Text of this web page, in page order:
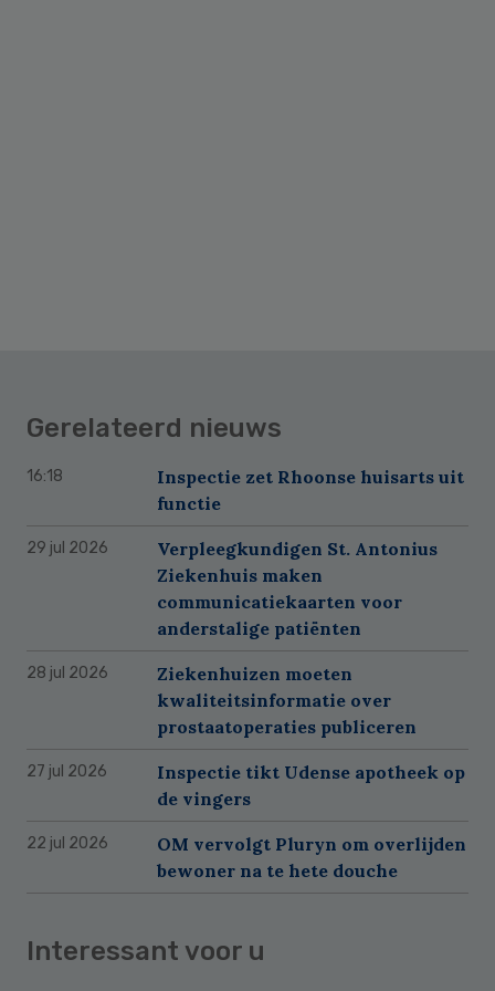
Gerelateerd nieuws
16:18
Inspectie zet Rhoonse huisarts uit
functie
29 jul 2026
Verpleegkundigen St. Antonius
Ziekenhuis maken
communicatiekaarten voor
anderstalige patiënten
28 jul 2026
Ziekenhuizen moeten
kwaliteitsinformatie over
prostaatoperaties publiceren
27 jul 2026
Inspectie tikt Udense apotheek op
de vingers
22 jul 2026
OM vervolgt Pluryn om overlijden
bewoner na te hete douche
Interessant voor u